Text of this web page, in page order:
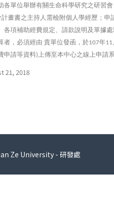
各單位舉辦有關生命科學研究之研習
畫書之主持人需檢附個人學經歷；申
各項補助經費規定、請款說明及單據
者，必須經由 貴單位發函，於107年11
申請等資料)上傳至本中心之線上申請
21, 2018
Ze University - 研發處